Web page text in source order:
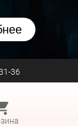
36